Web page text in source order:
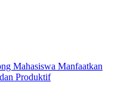
Mahasiswa Manfaatkan
Produktif